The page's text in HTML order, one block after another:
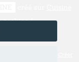
cookies/
les blogs culinaires.